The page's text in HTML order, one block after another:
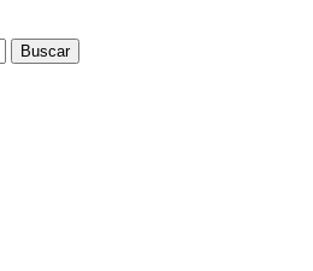
Buscar